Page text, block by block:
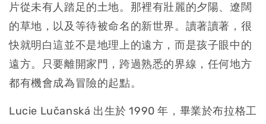
片從未有人踏足的土地。那裡有壯麗的夕陽、遼闊
的草地，以及等待被命名的新世界。讀著讀著，很
快就明白這並不是地理上的遠方，而是孩子眼中的
遠方。只要離開家門，跨過熟悉的界線，任何地方
都有機會成為冒險的起點。
Lucie Lučanská 出生於 1990 年，畢業於布拉格工